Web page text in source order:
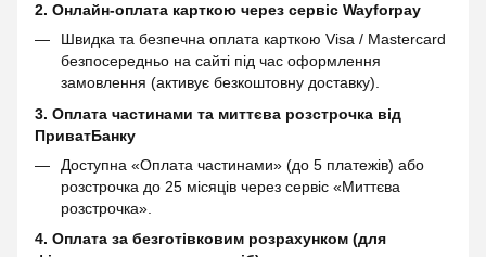
2. Онлайн-оплата карткою через сервіс Wayforpay
Швидка та безпечна оплата карткою Visa / Mastercard
безпосередньо на сайті під час оформлення
замовлення (активує безкоштовну доставку).
3. Оплата частинами та миттєва розстрочка від
ПриватБанку
Доступна «Оплата частинами» (до 5 платежів) або
розстрочка до 25 місяців через сервіс «Миттєва
розстрочка».
4. Оплата за безготівковим розрахунком (для